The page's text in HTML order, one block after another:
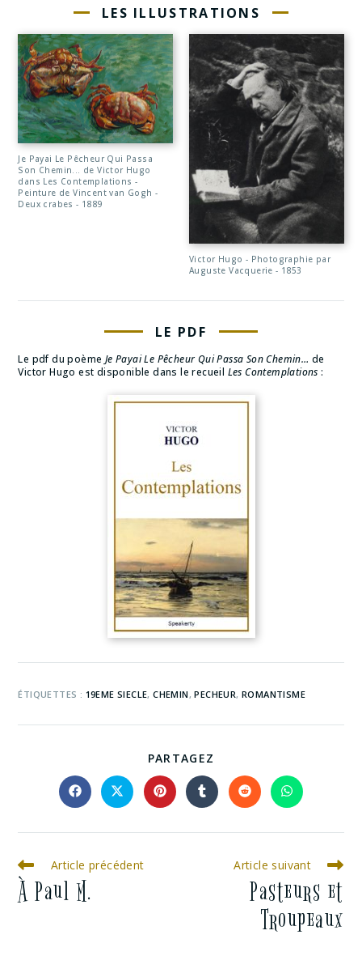
LES ILLUSTRATIONS
Je Payai Le Pêcheur Qui Passa
Son Chemin... de Victor Hugo
dans Les Contemplations -
Peinture de Vincent van Gogh -
Deux crabes - 1889
Victor Hugo - Photographie par
Auguste Vacquerie - 1853
LE PDF
Le pdf du poème Je Payai Le Pêcheur Qui Passa Son Chemin… de
Victor Hugo est disponible dans le recueil Les Contemplations :
ÉTIQUETTES : 19EME SIECLE, CHEMIN, PECHEUR, ROMANTISME
PARTAGEZ
Article précédent
À Paul M.
Article suivant
Pasteurs et
Troupeaux